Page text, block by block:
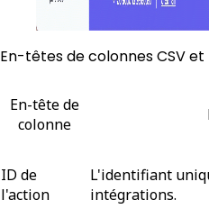
En-têtes de colonnes CSV et
En-tête de
colonne
ID de
l'action
L'identifiant
intégrations.